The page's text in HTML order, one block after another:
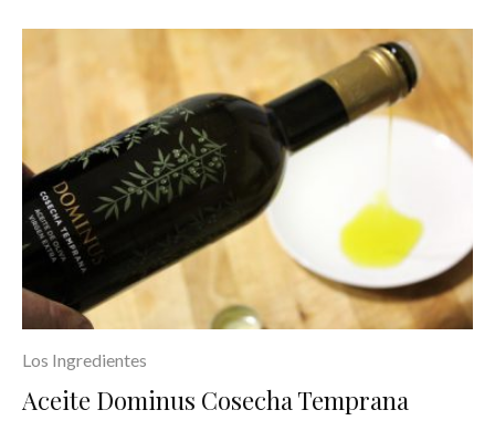
Los Ingredientes
Aceite Dominus Cosecha Temprana